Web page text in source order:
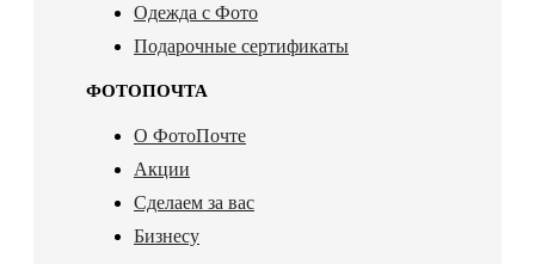
Одежда с Фото
Подарочные сертификаты
ФОТОПОЧТА
О ФотоПочте
Акции
Сделаем за вас
Бизнесу